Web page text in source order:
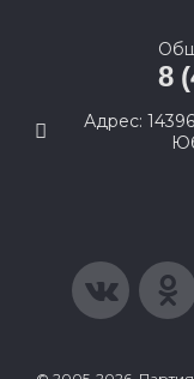
8
Адрес: